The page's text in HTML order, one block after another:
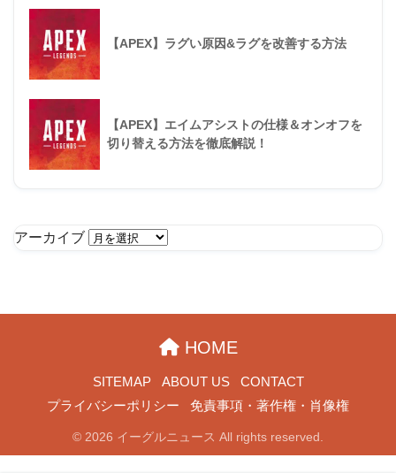
【APEX】ラグい原因&ラグを改善する方法
【APEX】エイムアシストの仕様＆オンオフを
切り替える方法を徹底解説！
アーカイブ
HOME
SITEMAP ABOUT US
CONTACT
プライバシーポリシー
免責事項・著作権・肖像権
© 2026 イーグルニュース All rights reserved.